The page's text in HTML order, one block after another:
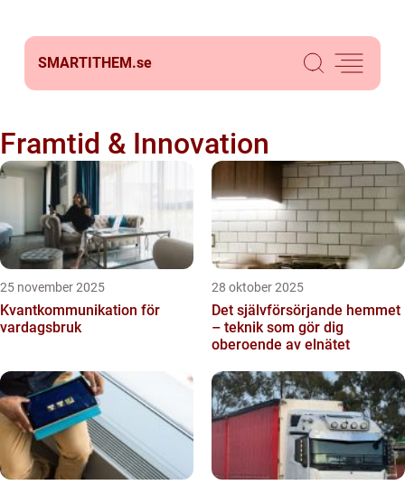
SMARTITHEM.se
Framtid & Innovation
25 november 2025
Kvantkommunikation för
vardagsbruk
28 oktober 2025
Det självförsörjande hemmet
– teknik som gör dig
oberoende av elnätet